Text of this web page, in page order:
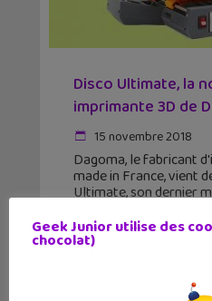
Disco Ultimate, la
imprimante 3D de
15 novembre 2018
Dagoma, le fabricant
made in France, vient
Ultimate, son dernier
avait visité les ateliers
d'année
Geek Junior utilise des
chocolat)